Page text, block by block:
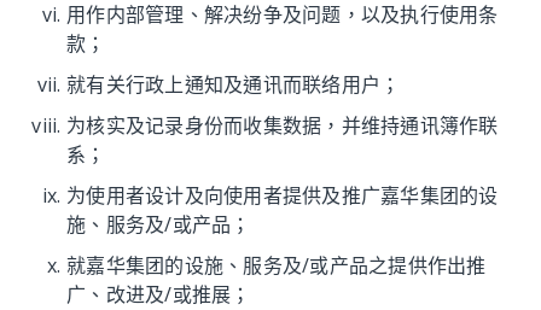
用作内部管理、解决纷争及问题，以及执行使用条
款；
就有关行政上通知及通讯而联络用户；
为核实及记录身份而收集数据，并维持通讯簿作联
系；
为使用者设计及向使用者提供及推广嘉华集团的设
施、服务及/或产品；
就嘉华集团的设施、服务及/或产品之提供作出推
广、改进及/或推展；